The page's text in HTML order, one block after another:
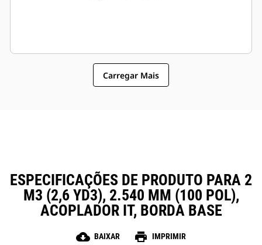
Carregar Mais
ESPECIFICAÇÕES DE PRODUTO PARA 2
M3 (2,6 YD3), 2.540 MM (100 POL),
ACOPLADOR IT, BORDA BASE
cloud_download BAIXAR print IMPRIMIR